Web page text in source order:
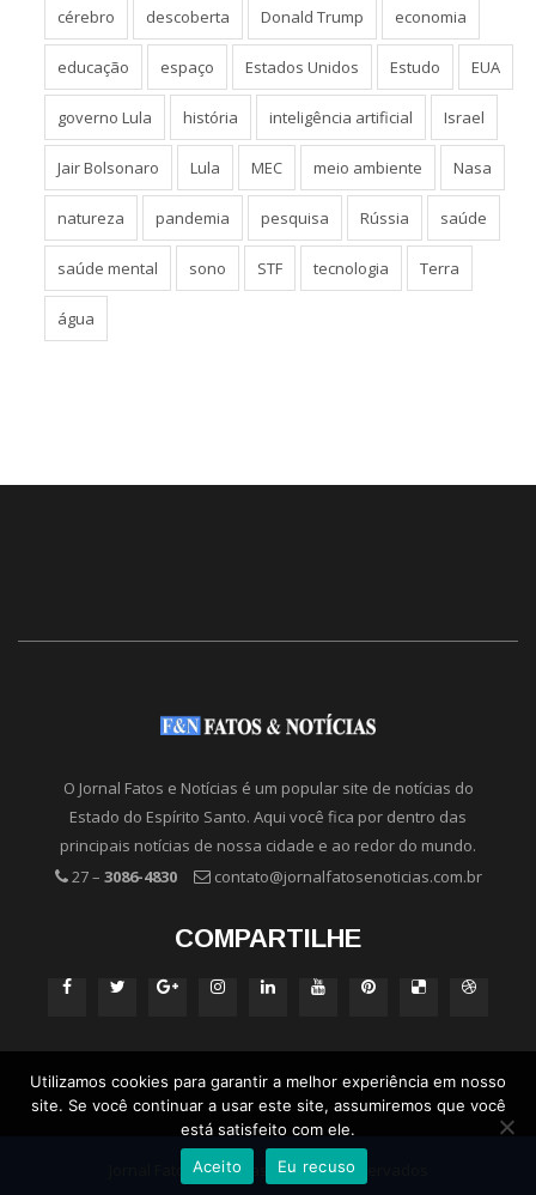
cérebro descoberta Donald Trump economia
educação espaço Estados Unidos Estudo EUA
governo Lula história inteligência artificial Israel
Jair Bolsonaro Lula MEC meio ambiente Nasa
natureza pandemia pesquisa Rússia saúde
saúde mental sono STF tecnologia Terra
água
O Jornal Fatos e Notícias é um popular site de notícias do
Estado do Espírito Santo. Aqui você fica por dentro das
principais notícias de nossa cidade e ao redor do mundo.
27 – 3086-4830 contato@jornalfatosenoticias.com.br
COMPARTILHE
Jornal Fatos e Notícias - Direitos Reservados
Utilizamos cookies para garantir a melhor experiência em nosso
site. Se você continuar a usar este site, assumiremos que você
está satisfeito com ele.
Aceito
Eu recuso